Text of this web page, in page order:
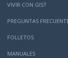
VIVIR CON GIST
PREGUNTAS
FOLLETOS
MANUALES